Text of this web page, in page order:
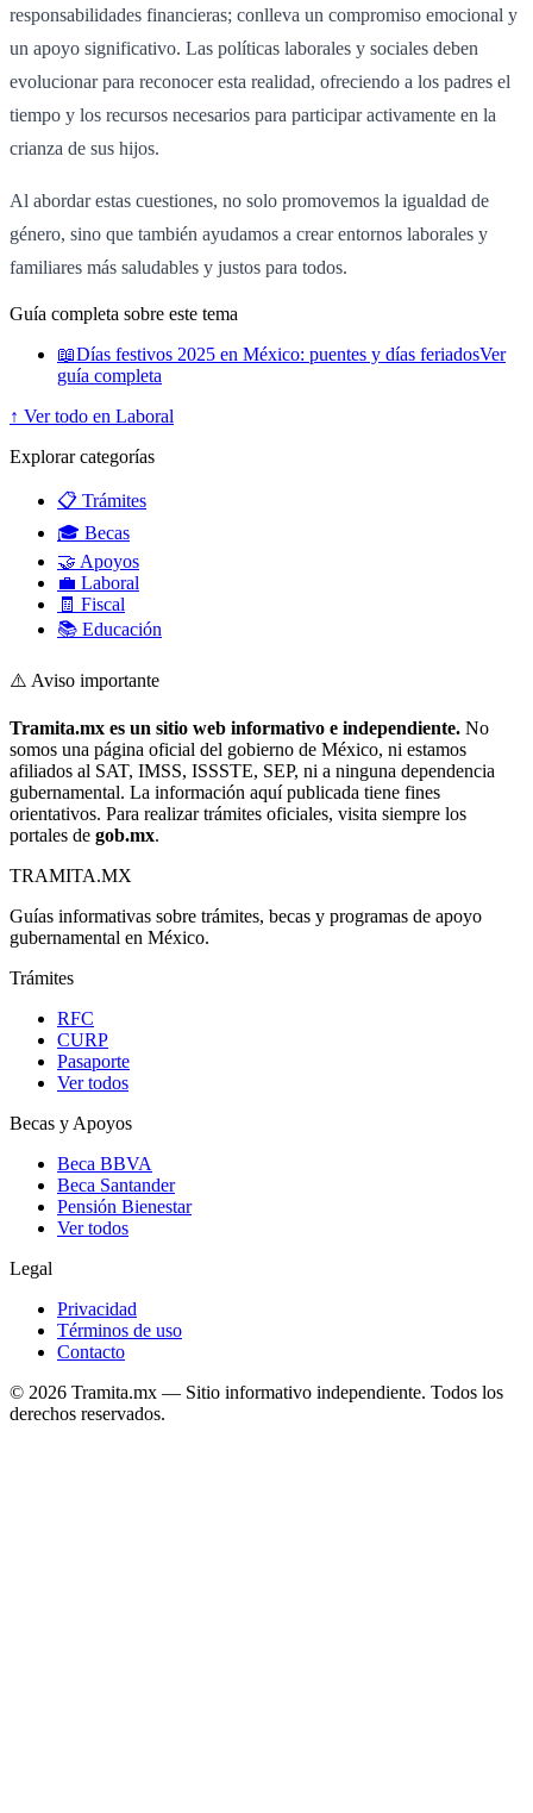
responsabilidades financieras; conlleva un compromiso emocional y
un apoyo significativo. Las políticas laborales y sociales deben
evolucionar para reconocer esta realidad, ofreciendo a los padres el
tiempo y los recursos necesarios para participar activamente en la
crianza de sus hijos.
Al abordar estas cuestiones, no solo promovemos la igualdad de
género, sino que también ayudamos a crear entornos laborales y
familiares más saludables y justos para todos.
Guía completa sobre este tema
📖Días festivos 2025 en México: puentes y días feriadosVer
guía completa
↑ Ver todo en Laboral
Explorar categorías
📋 Trámites
🎓 Becas
🤝 Apoyos
💼 Laboral
🧾 Fiscal
📚 Educación
⚠️ Aviso importante
Tramita.mx es un sitio web informativo e independiente. No
somos una página oficial del gobierno de México, ni estamos
afiliados al SAT, IMSS, ISSSTE, SEP, ni a ninguna dependencia
gubernamental. La información aquí publicada tiene fines
orientativos. Para realizar trámites oficiales, visita siempre los
portales de gob.mx.
TRAMITA.MX
Guías informativas sobre trámites, becas y programas de apoyo
gubernamental en México.
Trámites
RFC
CURP
Pasaporte
Ver todos
Becas y Apoyos
Beca BBVA
Beca Santander
Pensión Bienestar
Ver todos
Legal
Privacidad
Términos de uso
Contacto
© 2026 Tramita.mx — Sitio informativo independiente. Todos los
derechos reservados.